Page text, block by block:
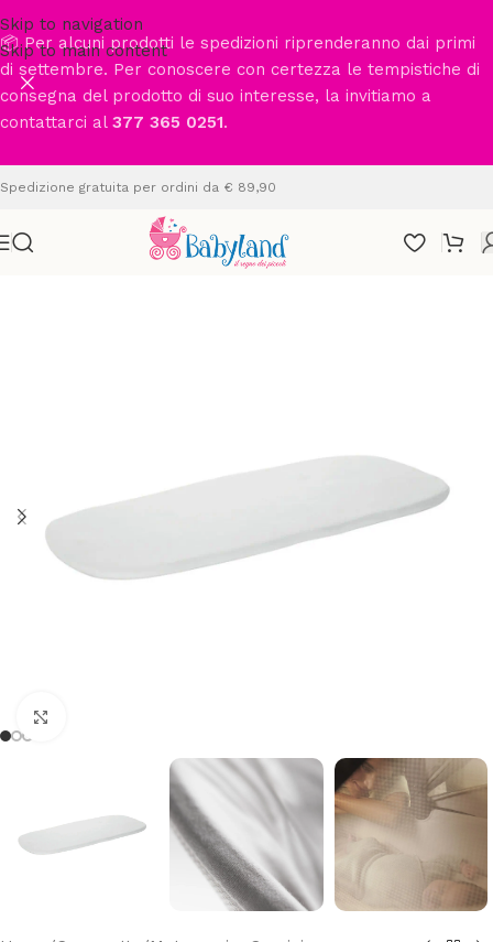
Skip to navigation
Skip to main content
📦 Per alcuni prodotti le spedizioni riprenderanno dai primi
di settembre. Per conoscere con certezza le tempistiche di
consegna del prodotto di suo interesse, la invitiamo a
contattarci al 377 365 0251.
Spedizione gratuita per ordini da € 89,90